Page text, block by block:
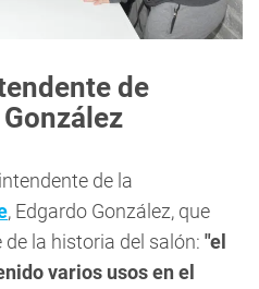
de
de la
, Edgardo González, que
la historia del salón: "el
varios usos en el